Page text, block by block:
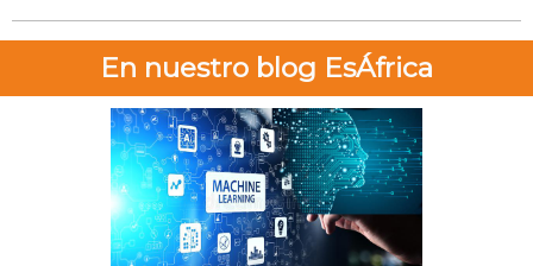
En nuestro blog EsÁfrica